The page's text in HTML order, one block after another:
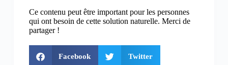
Ce contenu peut être important pour les personnes
qui ont besoin de cette solution naturelle. Merci de
partager !
Facebook Twitter